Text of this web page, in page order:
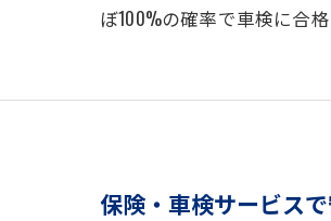
ぼ100%の確率で車検に合
保険・車検サービス